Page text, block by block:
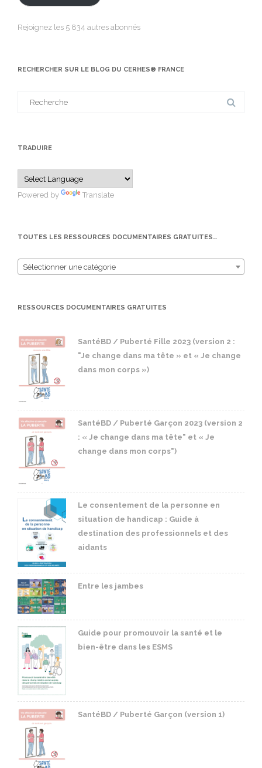
Rejoignez les 5 834 autres abonnés
RECHERCHER SUR LE BLOG DU CERHES® FRANCE
TRADUIRE
Powered by Translate
TOUTES LES RESSOURCES DOCUMENTAIRES GRATUITES…
Sélectionner une catégorie
RESSOURCES DOCUMENTAIRES GRATUITES
SantéBD / Puberté Fille 2023 (version 2 :
"Je change dans ma tête » et « Je change
dans mon corps »)
SantéBD / Puberté Garçon 2023 (version 2
: « Je change dans ma tête" et « Je
change dans mon corps")
Le consentement de la personne en
situation de handicap : Guide à
destination des professionnels et des
aidants
Entre les jambes
Guide pour promouvoir la santé et le
bien-être dans les ESMS
SantéBD / Puberté Garçon (version 1)